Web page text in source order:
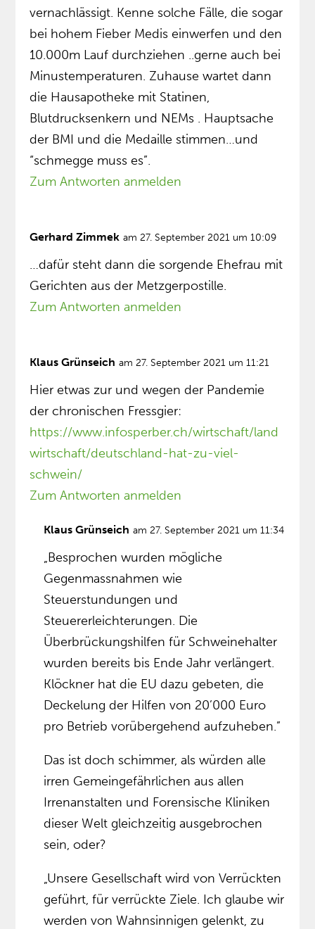
vernachlässigt. Kenne solche Fälle, die sogar
bei hohem Fieber Medis einwerfen und den
10.000m Lauf durchziehen ..gerne auch bei
Minustemperaturen. Zuhause wartet dann
die Hausapotheke mit Statinen,
Blutdrucksenkern und NEMs . Hauptsache
der BMI und die Medaille stimmen…und
“schmegge muss es”.
Zum Antworten anmelden
Gerhard Zimmek am 27. September 2021 um 10:09
…dafür steht dann die sorgende Ehefrau mit
Gerichten aus der Metzgerpostille.
Zum Antworten anmelden
Klaus Grünseich am 27. September 2021 um 11:21
Hier etwas zur und wegen der Pandemie
der chronischen Fressgier:
https://www.infosperber.ch/wirtschaft/land
wirtschaft/deutschland-hat-zu-viel-
schwein/
Zum Antworten anmelden
Klaus Grünseich am 27. September 2021 um 11:34
„Besprochen wurden mögliche
Gegenmassnahmen wie
Steuerstundungen und
Steuererleichterungen. Die
Überbrückungshilfen für Schweinehalter
wurden bereits bis Ende Jahr verlängert.
Klöckner hat die EU dazu gebeten, die
Deckelung der Hilfen von 20’000 Euro
pro Betrieb vorübergehend aufzuheben.”
Das ist doch schimmer, als würden alle
irren Gemeingefährlichen aus allen
Irrenanstalten und Forensische Kliniken
dieser Welt gleichzeitig ausgebrochen
sein, oder?
„Unsere Gesellschaft wird von Verrückten
geführt, für verrückte Ziele. Ich glaube wir
werden von Wahnsinnigen gelenkt, zu